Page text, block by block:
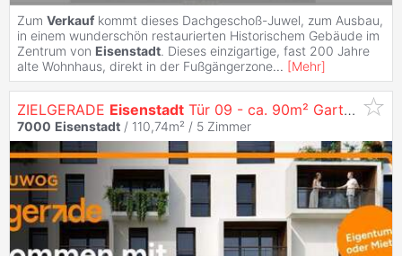
Zum Verkauf kommt dieses Dachgeschoß-Juwel, zum Ausbau,
in einem wunderschön restaurierten Historischem Gebäude im
Zentrum von Eisenstadt. Dieses einzigartige, fast 200 Jahre
alte Wohnhaus, direkt in der Fußgängerzone... [Mehr]
ZIELGERADE Eisenstadt Tür 09 - ca. 90m² Gartenwohnung im Neubau Erstbezug
7000 Eisenstadt / 110,74m² / 5 Zimmer